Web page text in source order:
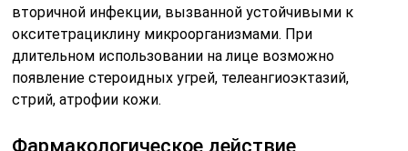
вторичной инфекции, вызванной устойчивыми к
окситетрациклину микроорганизмами. При
длительном использовании на лице возможно
появление стероидных угрей, телеангиоэктазий,
стрий, атрофии кожи.
Фармакологическое действие